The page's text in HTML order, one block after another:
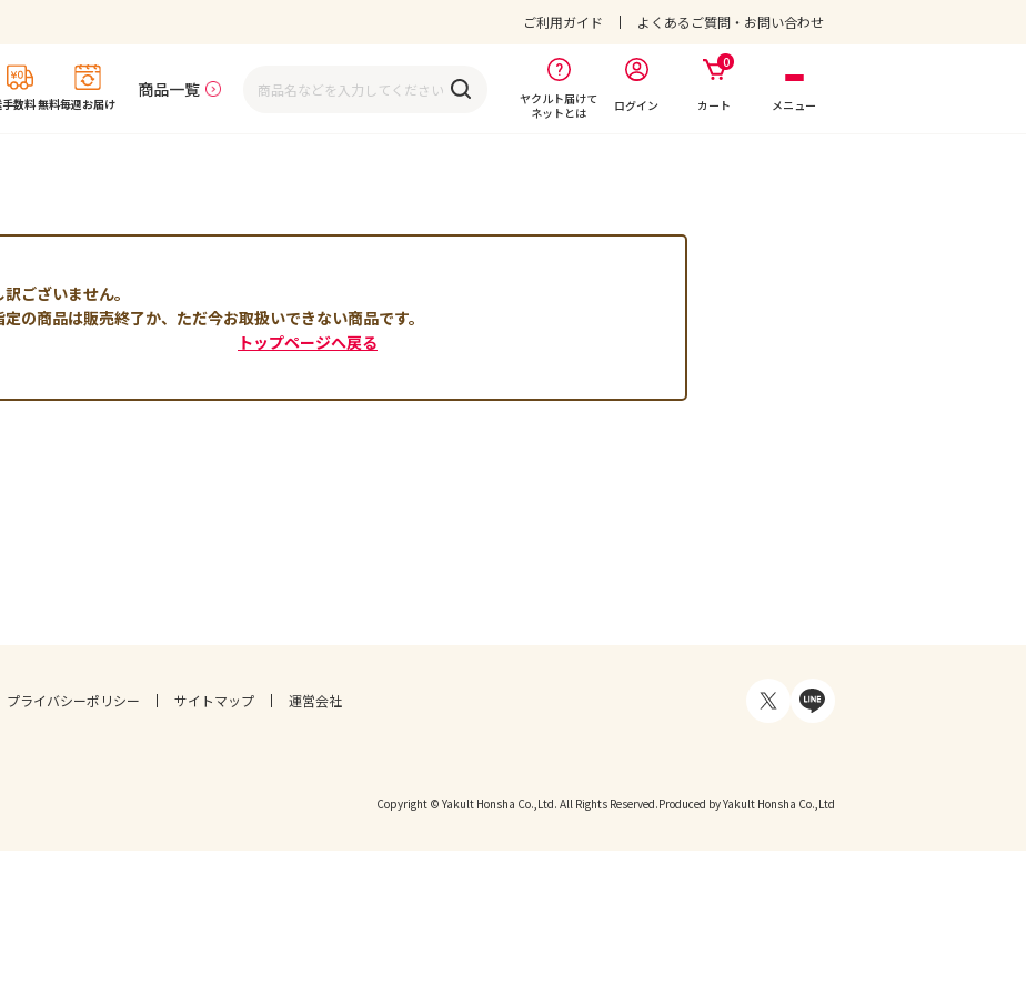
ご利用ガイド よくあるご質問・お問い合わせ
数料 無料毎週お届け
商品一覧
ヤクルト届けて
ネットとは
ログイン
0
カート メニュー
訳ございません。
定の商品は販売終了か、ただ今お取扱いできない商品です。
トップページへ戻る
プライバシーポリシー サイトマップ 運営会社
Copyright © Yakult Honsha Co.,Ltd. All Rights Reserved.Produced by Yakult Honsha Co.,Ltd